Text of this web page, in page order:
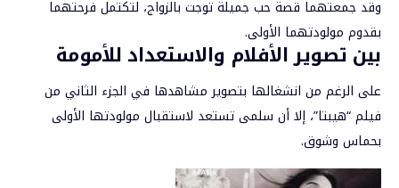
وقد جمعتهما قصة حب جميلة توجت بالزواج، لتكتمل فرحتهما
بقدوم مولودتهما الأولى.
بين تصوير الأفلام والاستعداد للأمومة
على الرغم من انشغالها بتصوير مشاهدها في الجزء الثاني من
فيلم “هيبتا”، إلا أن سلمى تستعد لاستقبال مولودتها الأولى
بحماس وشوق.